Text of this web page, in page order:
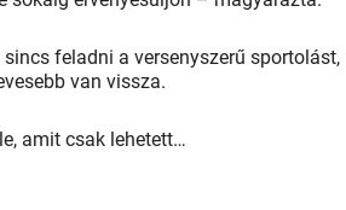
feladni a versenyszerű sportolást,
van vissza.
amit csak lehetett…